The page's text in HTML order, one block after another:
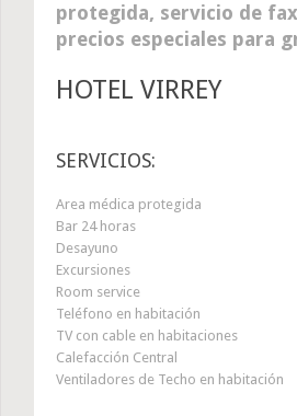
protegida, servicio de
precios especiales para
HOTEL VIRREY
SERVICIOS:
Area médica protegida
Bar 24 horas
Desayuno
Excursiones
Room service
Teléfono en habitación
TV con cable en habitaciones
Calefacción Central
Ventiladores de Techo en habitación